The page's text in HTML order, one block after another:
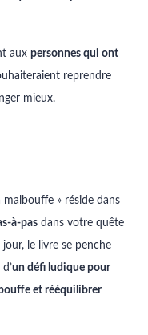
aux personnes qui ont
reprendre
mieux.
malbouffe » réside dans
à-pas dans votre quête
le livre se penche
un défi ludique pour
et rééquilibrer